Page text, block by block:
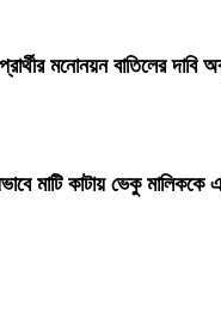
মনোনয়ন বাতিলের দাবি
মাটি কাটায় ভেকু মালিককে